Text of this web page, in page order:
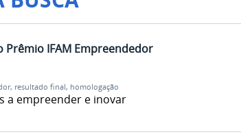
Prêmio IFAM Empreendedor
, resultado final, homologação
a empreender e inovar